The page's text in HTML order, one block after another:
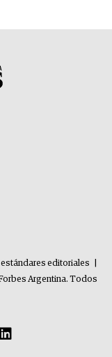
estándares editoriales
Argentina. Todos